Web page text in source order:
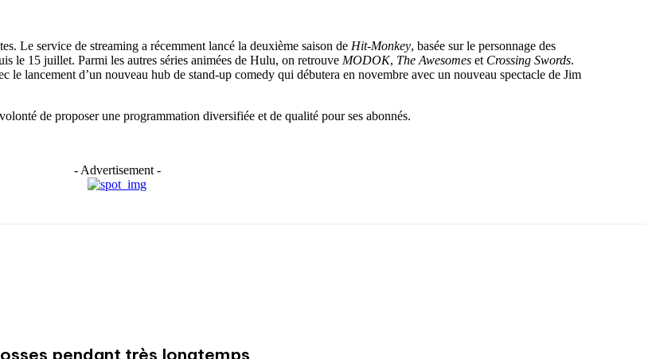
Le service de streaming a récemment lancé la deuxième saison de Hit-Monkey, basée sur le personnage des
le 15 juillet. Parmi les autres séries animées de Hulu, on retrouve MODOK, The Awesomes et Crossing Swords.
le lancement d’un nouveau hub de stand-up comedy qui débutera en novembre avec un nouveau spectacle de Jim
de proposer une programmation diversifiée et de qualité pour ses abonnés.
- Advertisement -